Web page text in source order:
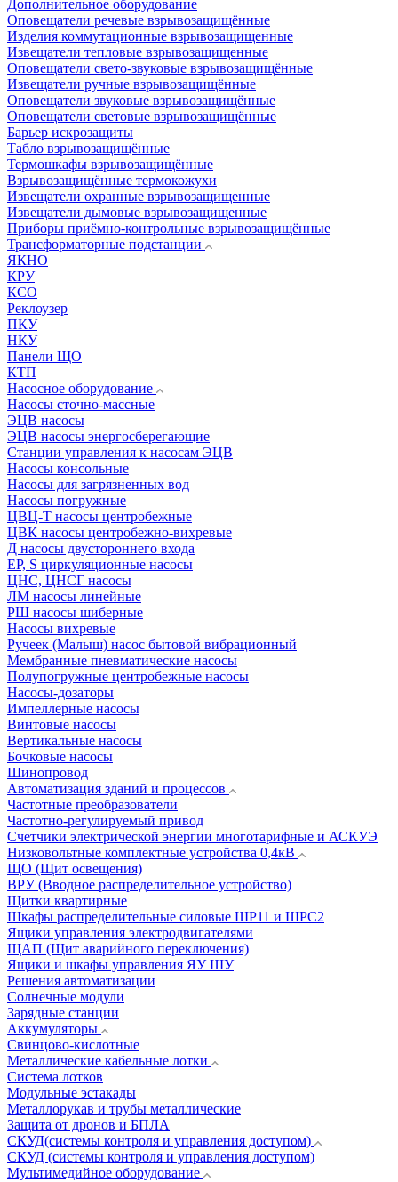
Дополнительное оборудование
Оповещатели речевые взрывозащищённые
Изделия коммутационные взрывозащищенные
Извещатели тепловые взрывозащищенные
Оповещатели свето-звуковые взрывозащищённые
Извещатели ручные взрывозащищённые
Оповещатели звуковые взрывозащищённые
Оповещатели световые взрывозащищённые
Барьер искрозащиты
Табло взрывозащищённые
Термошкафы взрывозащищённые
Взрывозащищённые термокожухи
Извещатели охранные взрывозащищенные
Извещатели дымовые взрывозащищенные
Приборы приёмно-контрольные взрывозащищённые
Трансформаторные подстанции
ЯКНО
КРУ
КСО
Реклоузер
ПКУ
НКУ
Панели ЩО
КТП
Насосное оборудование
Насосы сточно-массные
ЭЦВ насосы
ЭЦВ насосы энергосберегающие
Станции управления к насосам ЭЦВ
Насосы консольные
Насосы для загрязненных вод
Насосы погружные
ЦВЦ-Т насосы центробежные
ЦВК насосы центробежно-вихревые
Д насосы двустороннего входа
EP, S циркуляционные насосы
ЦНС, ЦНСГ насосы
ЛМ насосы линейные
РШ насосы шиберные
Насосы вихревые
Ручеек (Малыш) насос бытовой вибрационный
Мембранные пневматические насосы
Полупогружные центробежные насосы
Насосы-дозаторы
Импеллерные насосы
Винтовые насосы
Вертикальные насосы
Бочковые насосы
Шинопровод
Автоматизация зданий и процессов
Частотные преобразователи
Частотно-регулируемый привод
Счетчики электрической энергии многотарифные и АСКУЭ
Низковольтные комплектные устройства 0,4кВ
ЩО (Щит освещения)
ВРУ (Вводное распределительное устройство)
Щитки квартирные
Шкафы распределительные силовые ШР11 и ШРС2
Ящики управления электродвигателями
ЩАП (Щит аварийного переключения)
Ящики и шкафы управления ЯУ ШУ
Решения автоматизации
Солнечные модули
Зарядные станции
Аккумуляторы
Свинцово-кислотные
Металлические кабельные лотки
Система лотков
Модульные эстакады
Металлорукав и трубы металлические
Защита от дронов и БПЛА
СКУД(системы контроля и управления доступом)
СКУД (системы контроля и управления доступом)
Мультимедийное оборудование